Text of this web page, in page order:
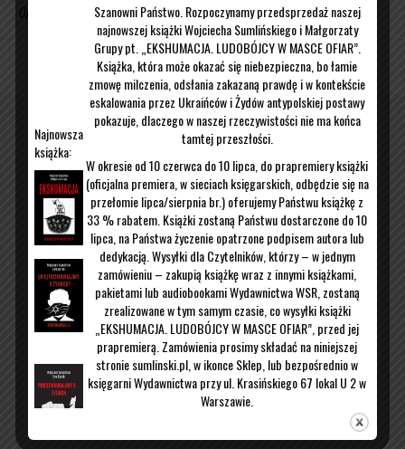
Opublikowane w Uncategorized
Kontakt O mnie
Najnowsza
książka:
Szanowni Państwo. Rozpoczynamy przedsprzedaż naszej
najnowszej książki Wojciecha Sumlińskiego i Małgorzaty
Grupy pt. „EKSHUMACJA. LUDOBÓJCY W MASCE OFIAR”.
Książka, która może okazać się niebezpieczna, bo łamie
zmowę milczenia, odsłania zakazaną prawdę i w kontekście
eskalowania przez Ukraińców i Żydów antypolskiej postawy
pokazuje, dlaczego w naszej rzeczywistości nie ma końca
tamtej przeszłości.
W okresie od 10 czerwca do 10 lipca, do prapremiery książki
(oficjalna premiera, w sieciach księgarskich, odbędzie się na
przełomie lipca/sierpnia br.) oferujemy Państwu książkę z
33 % rabatem. Książki zostaną Państwu dostarczone do 10
lipca, na Państwa życzenie opatrzone podpisem autora lub
dedykacją. Wysyłki dla Czytelników, którzy – w jednym
zamówieniu – zakupią książkę wraz z innymi książkami,
pakietami lub audiobookami Wydawnictwa WSR, zostaną
zrealizowane w tym samym czasie, co wysyłki książki
„EKSHUMACJA. LUDOBÓJCY W MASCE OFIAR”, przed jej
prapremierą. Zamówienia prosimy składać na niniejszej
stronie sumlinski.pl, w ikonce Sklep, lub bezpośrednio w
księgarni Wydawnictwa przy ul. Krasińskiego 67 lokal U 2 w
Warszawie.
W celu uzyskania dodatkowych informacji prosimy mail: